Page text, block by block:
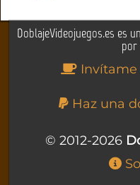
DoblajeVideojuegos.es es
por
Invítame
Haz una
© 2012-2026